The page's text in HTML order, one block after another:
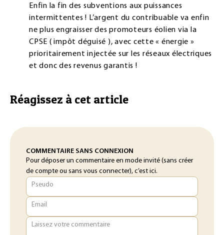
Enfin la fin des subventions aux puissances
intermittentes ! L’argent du contribuable va enfin
ne plus engraisser des promoteurs éolien via la
CPSE ( impôt déguisé ), avec cette « énergie »
prioritairement injectée sur les réseaux électriques
et donc des revenus garantis !
Réagissez à cet article
COMMENTAIRE SANS CONNEXION
Pour déposer un commentaire en mode invité (sans créer
de compte ou sans vous connecter), c’est ici.
Pseudo
Email
Laissez votre commentaire